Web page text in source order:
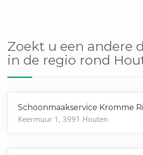
Zoekt u een andere
in de regio rond
Schoonmaakservice Kromme
Keermuur 1, 3991 Houten